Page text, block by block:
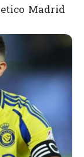
Madrid